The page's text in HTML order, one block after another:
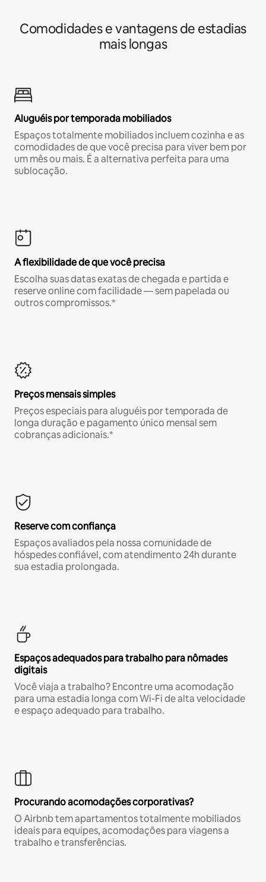
Comodidades e vantagens de estadias
mais longas
Aluguéis por temporada mobiliados
Espaços totalmente mobiliados incluem cozinha e as
comodidades de que você precisa para viver bem por
um mês ou mais. É a alternativa perfeita para uma
sublocação.
A flexibilidade de que você precisa
Escolha suas datas exatas de chegada e partida e
reserve online com facilidade — sem papelada ou
outros compromissos.*
Preços mensais simples
Preços especiais para aluguéis por temporada de
longa duração e pagamento único mensal sem
cobranças adicionais.*
Reserve com confiança
Espaços avaliados pela nossa comunidade de
hóspedes confiável, com atendimento 24h durante
sua estadia prolongada.
Espaços adequados para trabalho para nômades
digitais
Você viaja a trabalho? Encontre uma acomodação
para uma estadia longa com Wi-Fi de alta velocidade
e espaço adequado para trabalho.
Procurando acomodações corporativas?
O Airbnb tem apartamentos totalmente mobiliados
ideais para equipes, acomodações para viagens a
trabalho e transferências.